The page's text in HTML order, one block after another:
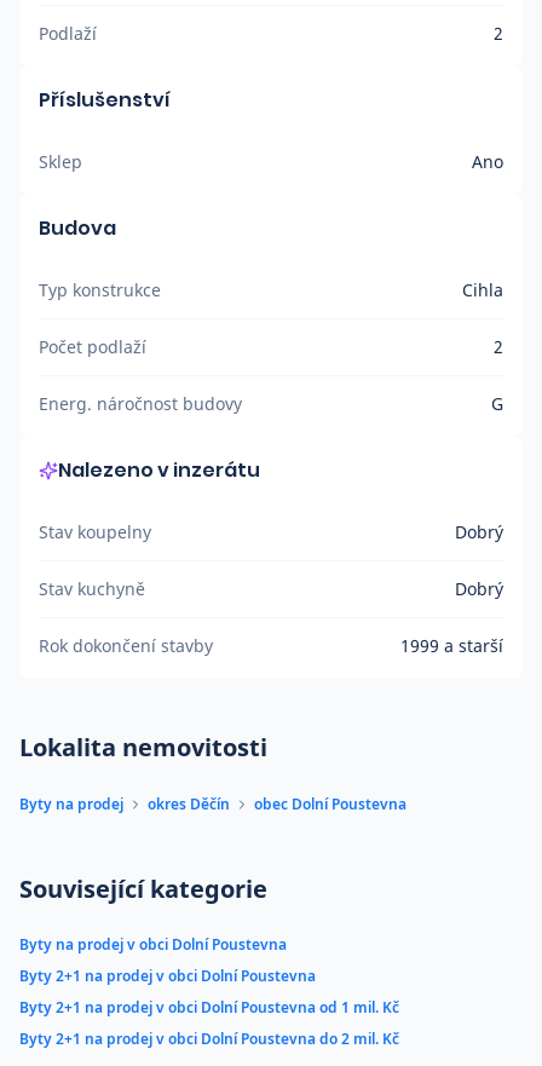
Podlaží 2
Příslušenství
Sklep Ano
Budova
Typ konstrukce Cihla
Počet podlaží 2
Energ. náročnost budovy G
Nalezeno v inzerátu
Stav koupelny Dobrý
Stav kuchyně Dobrý
Rok dokončení stavby 1999 a starší
Lokalita nemovitosti
Byty na prodej okres Děčín obec Dolní Poustevna
Související kategorie
Byty na prodej v obci Dolní Poustevna
Byty 2+1 na prodej v obci Dolní Poustevna
Byty 2+1 na prodej v obci Dolní Poustevna od 1 mil. Kč
Byty 2+1 na prodej v obci Dolní Poustevna do 2 mil. Kč